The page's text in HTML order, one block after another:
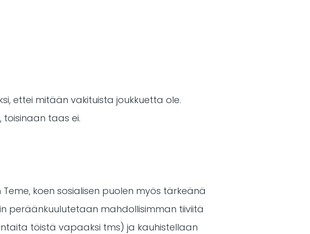
ettei mitään vakituista joukkuetta ole.
taas ei.
koen sosialisen puolen myös tärkeänä
peräänkuulutetaan mahdollisimman tiiviitä
töistä vapaaksi tms) ja kauhistellaan